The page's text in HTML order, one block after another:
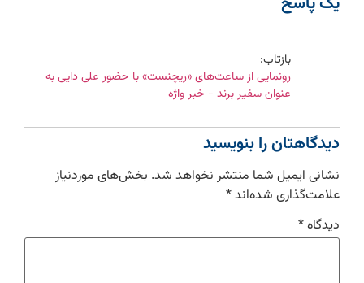
بازتاب:
رونمایی از ساعت‌های «ریچنست» با حضور علی دایی به
عنوان سفیر برند - خبر واژه
دیدگاهتان را بنویسید
نشانی ایمیل شما منتشر نخواهد شد. بخش‌های موردنیاز
علامت‌گذاری شده‌اند*
دیدگاه*